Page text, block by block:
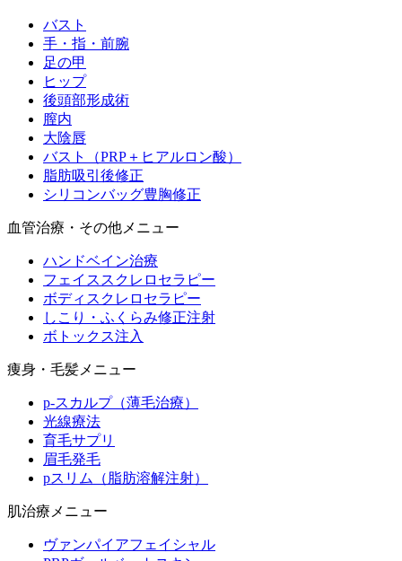
バスト
手・指・前腕
足の甲
ヒップ
後頭部形成術
膣内
大陰唇
バスト（PRP＋ヒアルロン酸）
脂肪吸引後修正
シリコンバッグ豊胸修正
血管治療・その他メニュー
ハンドベイン治療
フェイススクレロセラピー
ボディスクレロセラピー
しこり・ふくらみ修正注射
ボトックス注入
痩身・毛髪メニュー
p-スカルプ（薄毛治療）
光線療法
育毛サプリ
眉毛発毛
pスリム（脂肪溶解注射）
肌治療メニュー
ヴァンパイアフェイシャル